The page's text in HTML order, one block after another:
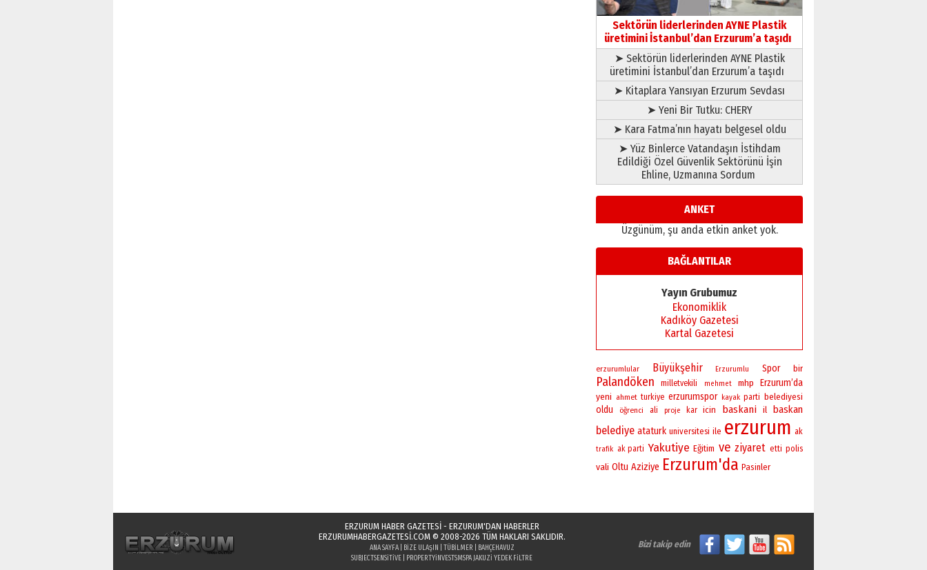
Bir fotoğraf, bir şehir, bir
gazeteci… Dizginler kimin
elinde?
31 Mart 2026 Salı
A. Berhan Yılmaz
BİR BÖLÜM DEĞİL, BİR ÖMÜR
SEÇİYORSUNUZ… “NEDEN
ATATÜRK ÜNİVERSİTESİ?”
28 Temmuz 2026 Salı
Ahmet Gökhan YAZICI
Ahmed Yesevi’den bir
Alperen… ”Reisimiz” idi…
Hakka yürüdü.!
26 Mart 2026 Perşembe
Ardında bıraktığı hatıralarıyla
13 Mayıs 2026 Çarşamba
Esat BİNDESEN
Başkan Sekmen’den Erzurum’a
bir vizyon proje daha!
02 Ağustos 2026 Pazar
Sektörün liderlerinden AYNE Plastik
üretimini İstanbul’dan Erzurum’a taşıdı
➤ Sektörün liderlerinden AYNE Plastik
üretimini İstanbul’dan Erzurum’a taşıdı
➤ Kitaplara Yansıyan Erzurum Sevdası
➤ Yeni Bir Tutku: CHERY
➤ Kara Fatma’nın hayatı belgesel oldu
➤ Yüz Binlerce Vatandaşın İstihdam
Edildiği Özel Güvenlik Sektörünü İşin
Ehline, Uzmanına Sordum
ANKET
Üzgünüm, şu anda etkin anket yok.
BAĞLANTILAR
Yayın Grubumuz
Ekonomiklik
Kadıköy Gazetesi
Kartal Gazetesi
erzurumlular Büyükşehir Erzurumlu Spor bir
Palandöken milletvekili mehmet mhp
Erzurum’da
yeni ahmet turkiye erzurumspor kayak parti belediyesi
oldu öğrenci ali proje kar icin baskani il baskan
belediye ataturk universitesi ile erzurum ak
trafik ak parti Yakutiye Eğitim ve ziyaret etti polis
vali Oltu Aziziye Erzurum'da Pasinler
ERZURUM HABER GAZETESİ - ERZURUM'DAN HABERLER
ERZURUMHABERGAZETESI.COM© 2008-2026 TÜM HAKLARI SAKLIDIR.
ANA SAYFA| BIZE ULAŞIN TÜBILMER
BAHÇEHAVUZ
SUBJECTSENSITIVE
PROPERTYINVESTSMSPA JAKUZI YEDEK FILTRE
Bizi takip edin